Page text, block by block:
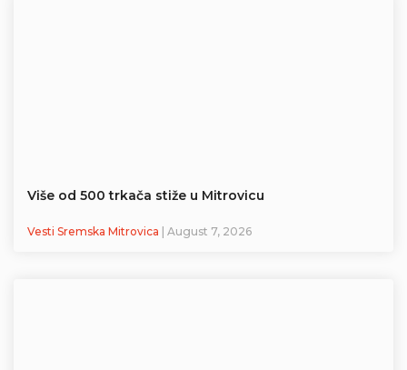
Više od 500 trkača stiže u Mitrovicu
Vesti Sremska Mitrovica | August 7, 2026